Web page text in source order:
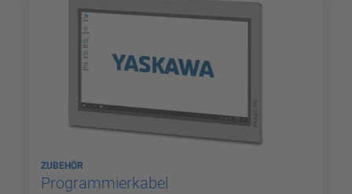
ZUBEHÖR
Programmierkabel